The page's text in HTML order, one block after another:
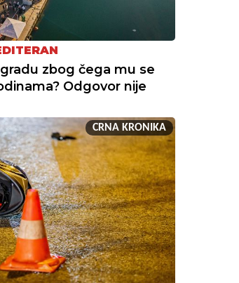
zbog čega mu se
Odgovor nije
CRNA KRONIKA